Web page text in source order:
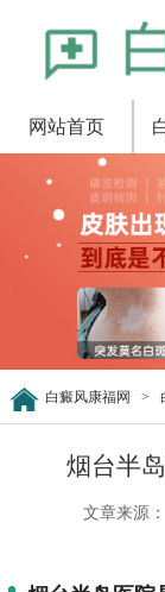
网站首页
白癜风康福网 >
烟台半
文章来源：